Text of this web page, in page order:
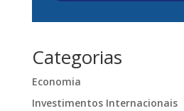
Categorias
Economia
Investimentos Internacionais